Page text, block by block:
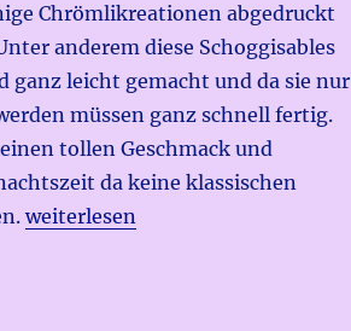
Chrömlikreationen abgedruckt
anderem diese Schoggisables
ganz leicht gemacht und da sie nur
müssen ganz schnell fertig.
tollen Geschmack und
da keine klassischen
„Schoggi-Pistazien Sables“
weiterlesen